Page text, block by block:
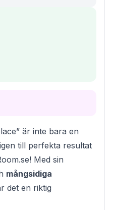
är inte bara en
till perfekta resultat
Med sin
mångsidiga
det en riktig